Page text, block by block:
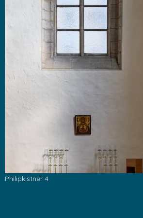
Philipkistner 4